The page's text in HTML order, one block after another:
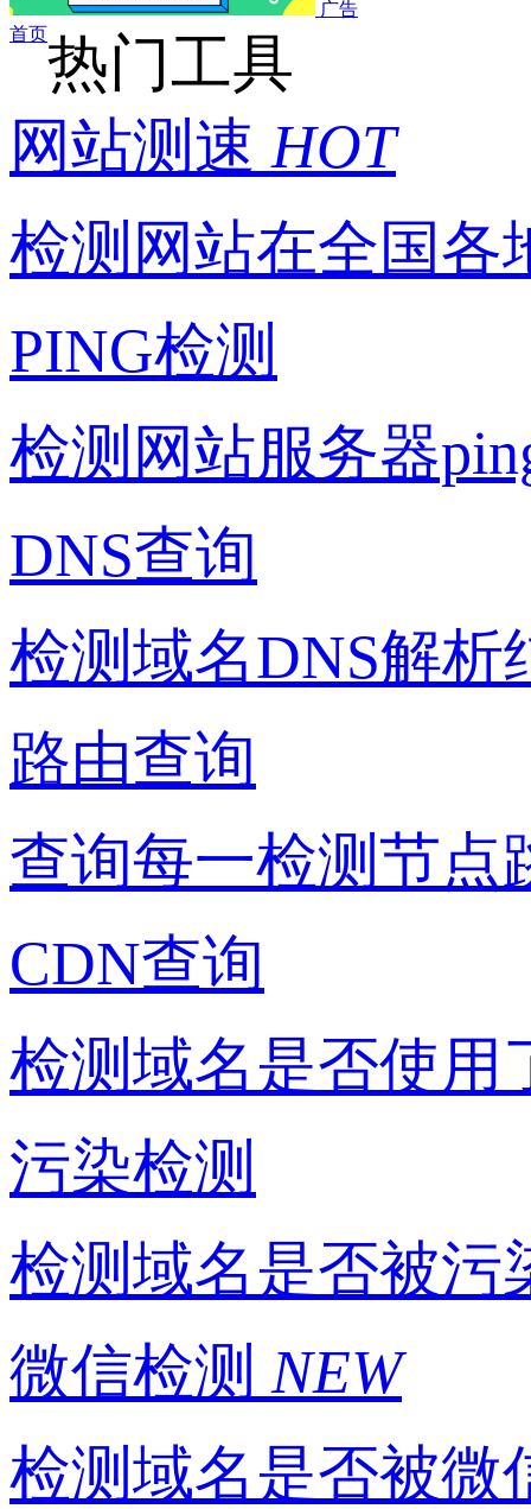
广告
首页热门工具
网站测速HOT
检测网站在全国各
PING检测
检测网站服务器
DNS查询
检测域名DNS解析
路由查询
查询每一检测节点
CDN查询
检测域名是否使用
污染检测
检测域名是否被污
微信检测 NEW
检测域名是否被微